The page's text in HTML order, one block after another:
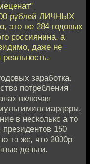
рублей ЛИЧНЫХ
это же 284 годовых
россиянина. а
даже не
реальность.
заработка.
потребления
включая
в несколько а то
президентов 150
то же, что 2000р
деньги.